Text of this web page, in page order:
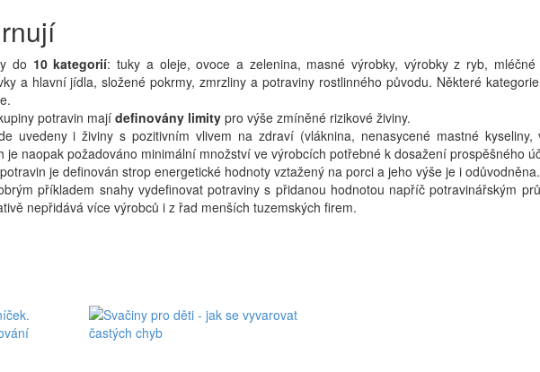
do 10 kategorií: tuky a oleje, ovoce a zelenina, masné výrobky, výrobky z ryb, mléčné
a hlavní jídla, složené pokrmy, zmrzliny a potraviny rostlinného původu. Některé
potravin mají definovány limity pro výše zmíněné rizikové živiny.
uvedeny i živiny s pozitivním vlivem na zdraví (vláknina, nenasycené mastné kyseliny,
je naopak požadováno minimální množství ve výrobcích potřebné k dosažení prospěšného
je definován strop energetické hodnoty vztažený na porci a jeho výše je i odůvodněna.
příkladem snahy vydefinovat potraviny s přidanou hodnotou napříč potravinářským
nepřidává více výrobců i z řad menších tuzemských firem.